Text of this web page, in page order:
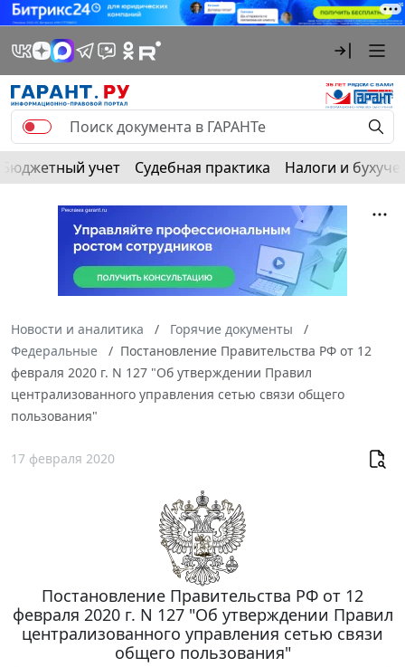
Бюджетный учет Судебная практика Налоги и
Новости и аналитика
Горячие документы
Федеральные
Постановление Правительства РФ от 12
февраля 2020 г. N 127 "Об утверждении Правил
централизованного управления сетью связи общего
пользования"
17 февраля 2020
Постановление Правительства РФ от 12
февраля 2020 г. N 127 "Об утверждении Правил
централизованного управления сетью связи
общего пользования"